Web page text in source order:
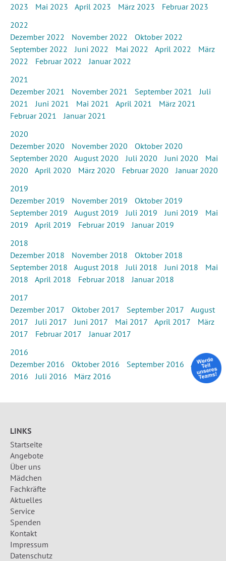
2023
Mai 2023 April 2023 März 2023
Februar 2023
2022
Dezember 2022
November 2022
Oktober 2022
September 2022
Juni 2022 Mai 2022 April 2022
März
2022
Februar 2022
Januar 2022
2021
Dezember 2021
November 2021 September 2021
Juli
2021
Juni 2021 Mai 2021 April 2021
März 2021
Februar 2021
Januar 2021
2020
Dezember 2020
November 2020
Oktober 2020
September 2020
August 2020 Juli 2020 Juni 2020
Mai
2020
April 2020 März 2020 Februar 2020
Januar 2020
2019
Dezember 2019
November 2019
Oktober 2019
September 2019
August 2019 Juli 2019 Juni 2019
Mai
2019
April 2019 Februar 2019
Januar 2019
2018
Dezember 2018
November 2018
Oktober 2018
September 2018
August 2018 Juli 2018 Juni 2018
Mai
2018
April 2018 Februar 2018
Januar 2018
2017
Dezember 2017
Oktober 2017 September 2017
August
2017
Juli 2017 Juni 2017 Mai 2017 April 2017
März
2017
Februar 2017
Januar 2017
2016
Dezember 2016
Oktober 2016 September 2016
August
2016
Juli 2016 März 2016
LINKS
Startseite
Angebote
Über uns
Mädchen
Fachkräfte
Aktuelles
Service
Spenden
Kontakt
Impressum
Datenschutz